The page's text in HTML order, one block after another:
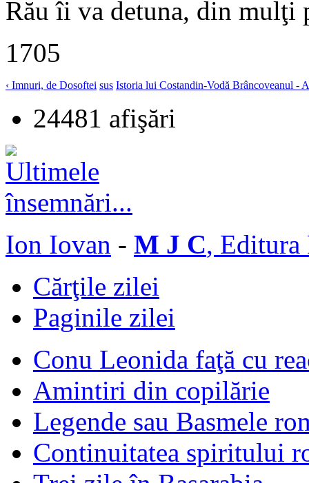
Rău îi va detuna, din mulţi
1705
‹ Imnuri, de Dosoftei sus Istoria lui Costandin-Vodă Brâncoveanul -
24481 afişări
Ion Iovan - M J C, Editura
Cărţile zilei
Paginile zilei
Conu Leonida faţă cu
Amintiri din copilărie
Legende sau Basmele
Continuitatea spiritului